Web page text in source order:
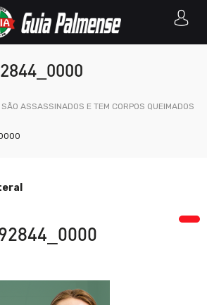
ASSASSINADOS E TEM CORPOS QUEIMADOS